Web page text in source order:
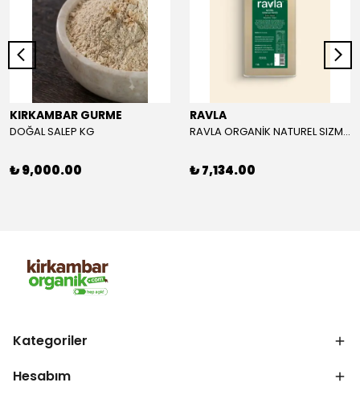
KIRKAMBAR GURME
DOĞAL SALEP KG
₺ 9,000.00
RAVLA
RAVLA ORGANİK NATUREL SIZMA ZEYTİNYAĞI 5L
₺ 7,134.00
Kategoriler
Hesabım